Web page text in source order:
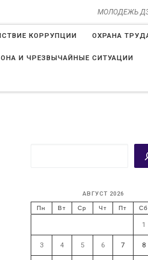
МОЛОДЕЖЬ
КОРРУПЦИИ ОХРАНА
И ЧРЕЗВЫЧАЙНЫЕ СИТУАЦИИ
АВГУСТ 2026
Пн Вт Ср Чт Пт Сб
1
3 4 5 6 7 8